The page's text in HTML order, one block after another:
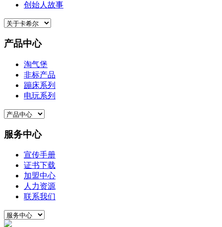
创始人故事
产品中心
淘气堡
非标产品
蹦床系列
电玩系列
服务中心
宣传手册
证书下载
加盟中心
人力资源
联系我们